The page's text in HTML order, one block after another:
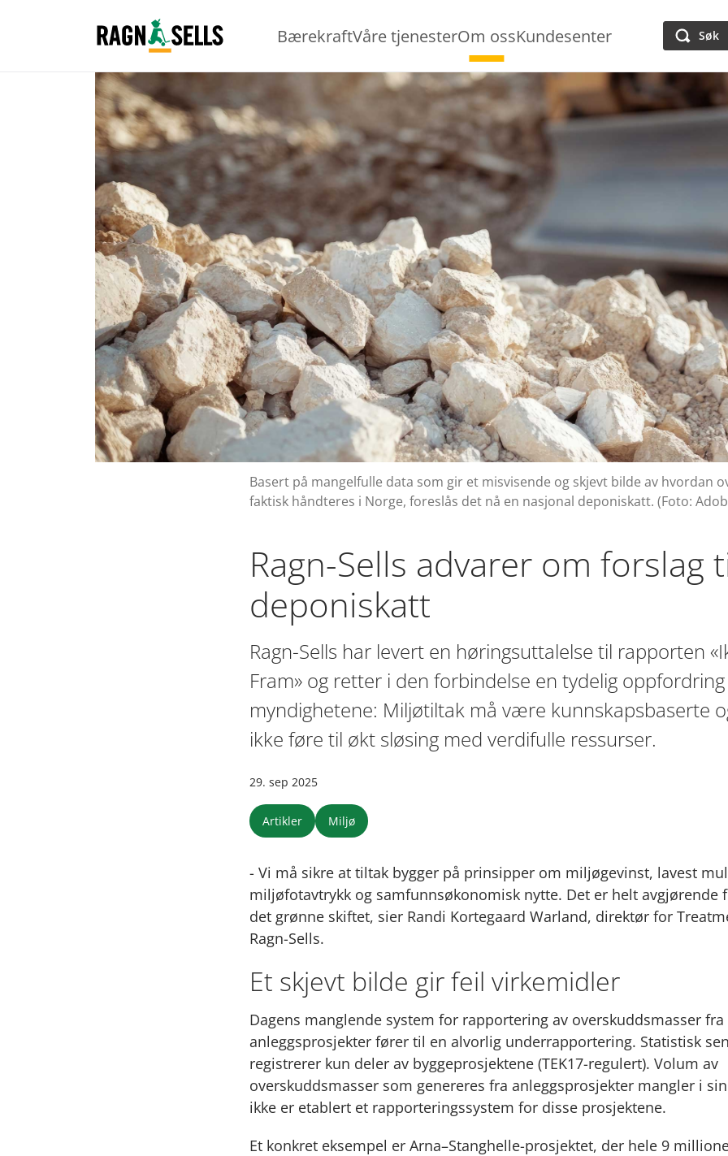
BærekraftVåre tjenesterOm ossKundesenter Søk
Basert på mangelfulle data som gir et misvisende og skjevt bilde av hvordan
faktisk håndteres i Norge, foreslås det nå en nasjonal deponiskatt. (Foto:
Ragn-Sells advarer om forslag
deponiskatt
Ragn-Sells har levert en høringsuttalelse til rapporten
Fram» og retter i den forbindelse en tydelig
myndighetene: Miljøtiltak må være kunnskapsbaserte
ikke føre til økt sløsing med verdifulle ressurser.
29. sep 2025
Artikler Miljø
- Vi må sikre at tiltak bygger på prinsipper om miljøgevinst, lavest
miljøfotavtrykk og samfunnsøkonomisk nytte. Det er helt avgjørende
det grønne skiftet, sier Randi Kortegaard Warland, direktør for
Ragn-Sells.
Et skjevt bilde gir feil virkemidler
Dagens manglende system for rapportering av overskuddsmasser fra
anleggsprosjekter fører til en alvorlig underrapportering. Statistisk
registrerer kun deler av byggeprosjektene (TEK17-regulert). Volum av
overskuddsmasser som genereres fra anleggsprosjekter mangler i
ikke er etablert et rapporteringssystem for disse prosjektene.
Et konkret eksempel er Arna–Stanghelle-prosjektet, der hele 9